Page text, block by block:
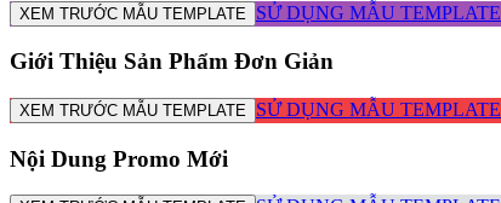
XEM TRƯỚC MẪU TEMPLATE SỬ DỤNG MẪU TEMPLATE
Giới Thiệu Sản Phẩm Đơn Giản
XEM TRƯỚC MẪU TEMPLATE SỬ DỤNG MẪU TEMPLATE
Nội Dung Promo Mới